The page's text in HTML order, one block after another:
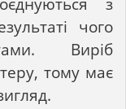
чого
Виріб
тому має